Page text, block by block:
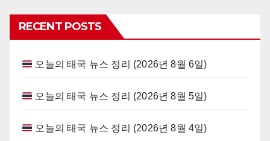
RECENT POSTS
오늘의 태국 뉴스 정리 (2026년 8월 6일)
오늘의 태국 뉴스 정리 (2026년 8월 5일)
오늘의 태국 뉴스 정리 (2026년 8월 4일)